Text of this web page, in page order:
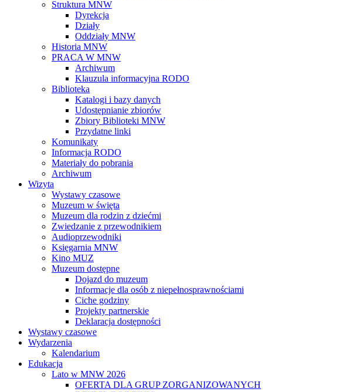
Struktura MNW
Dyrekcja
Działy
Oddziały MNW
Historia MNW
PRACA W MNW
Archiwum
Klauzula informacyjna RODO
Biblioteka
Katalogi i bazy danych
Udostępnianie zbiorów
Zbiory Biblioteki MNW
Przydatne linki
Komunikaty
Informacja RODO
Materiały do pobrania
Archiwum
Wizyta
Wystawy czasowe
Muzeum w święta
Muzeum dla rodzin z dziećmi
Zwiedzanie z przewodnikiem
Audioprzewodniki
Księgarnia MNW
Kino MUZ
Muzeum dostępne
Dojazd do muzeum
Informacje dla osób z niepełnosprawnościami
Ciche godziny
Projekty partnerskie
Deklaracja dostępności
Wystawy czasowe
Wydarzenia
Kalendarium
Edukacja
Lato w MNW 2026
OFERTA DLA GRUP ZORGANIZOWANYCH